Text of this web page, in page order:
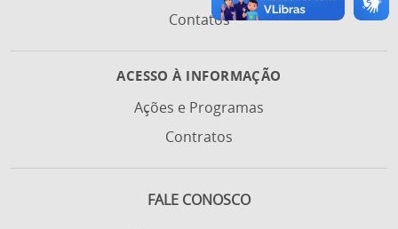
Contatos
ACESSO À INFORMAÇÃO
Ações e Programas
Contratos
FALE CONOSCO